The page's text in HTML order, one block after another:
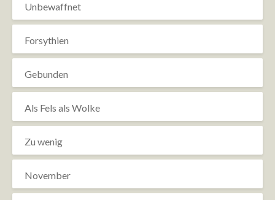
Unbewaffnet
Forsythien
Gebunden
Als Fels als Wolke
Zu wenig
November